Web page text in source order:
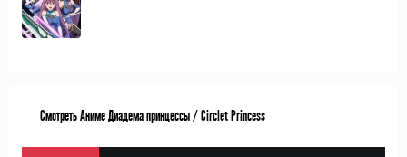
Смотреть Аниме Диадема принцессы / Circlet Princess